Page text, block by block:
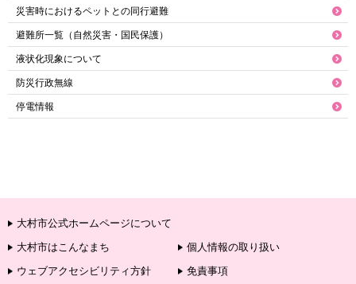
災害時におけるペットとの同行避難
避難所一覧（自然災害・国民保護）
液状化現象について
防災行政無線
停電情報
大村市公式ホームページについて
大村市はこんなまち
個人情報の取り扱い
ウェブアクセシビリティ方針
免責事項